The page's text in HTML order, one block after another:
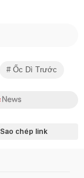
Ốc Dì Trước
Sao chép link